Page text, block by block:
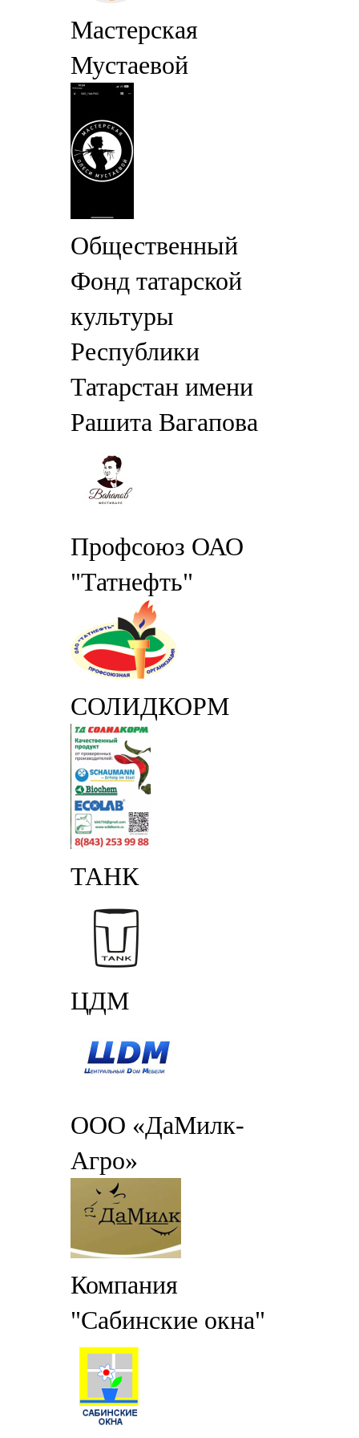
Мастерская
Мустаевой
Общественный
Фонд татарской
культуры
Республики
Татарстан имени
Рашита Вагапова
Профсоюз ОАО
"Татнефть"
СОЛИДКОРМ
ТАНК
ЦДМ
ООО «ДаМилк-
Агро»
Компания
"Сабинские окна"